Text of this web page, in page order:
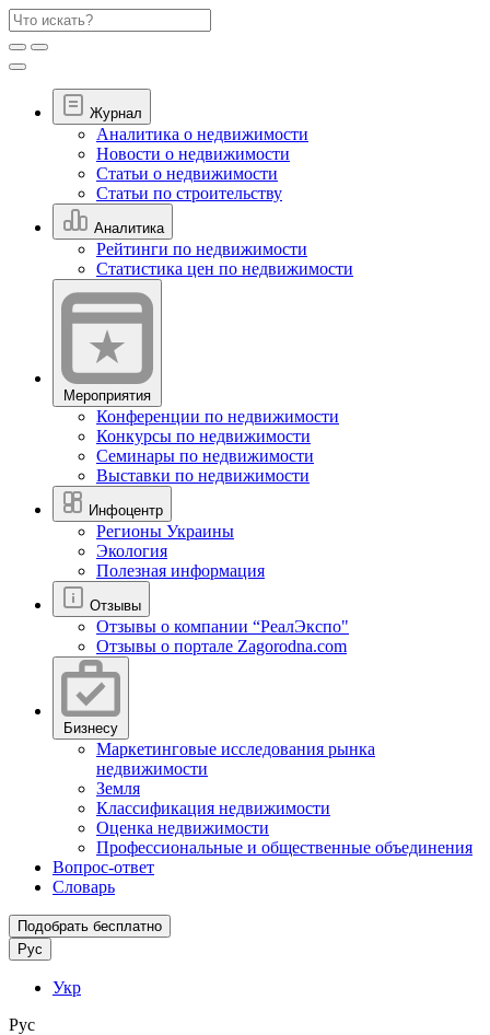
Журнал
Аналитика о недвижимости
Новости о недвижимости
Статьи о недвижимости
Статьи по строительству
Аналитика
Рейтинги по недвижимости
Статистика цен по недвижимости
Мероприятия
Конференции по недвижимости
Конкурсы по недвижимости
Семинары по недвижимости
Выставки по недвижимости
Инфоцентр
Регионы Украины
Экология
Полезная информация
Отзывы
Отзывы о компании “РеалЭкспо"
Отзывы о портале Zagorodna.com
Бизнесу
Маркетинговые исследования рынка
недвижимости
Земля
Классификация недвижимости
Оценка недвижимости
Профессиональные и общественные объединения
Вопрос-ответ
Словарь
Подобрать бесплатно
Рус
Укр
Рус